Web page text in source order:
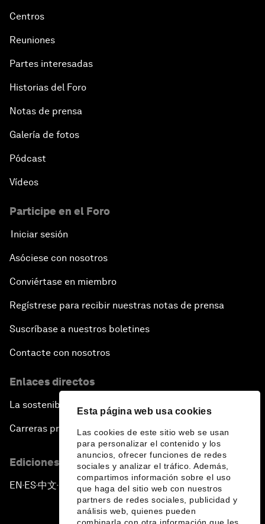
Esta página web usa cookies
Las cookies de este sitio web se usan
para personalizar el contenido y los
anuncios, ofrecer funciones de redes
sociales y analizar el tráfico. Además,
compartimos información sobre el uso
que haga del sitio web con nuestros
partners de redes sociales, publicidad y
análisis web, quienes pueden
Centros
Reuniones
Partes interesadas
Historias del Foro
Notas de prensa
Galería de fotos
Pódcast
Vídeos
Participe en el Foro
Iniciar sesión
Asóciese con nosotros
Conviértase en miembro
Regístrese para recibir nuestras notas de prensa
Suscríbase a nuestros boletines
Contacte con nosotros
Enlaces directos
La sostenibilidad en el Foro
Carreras profesionales
Ediciones en otros idiomas
EN ▪ES▪中文▪ 日本語